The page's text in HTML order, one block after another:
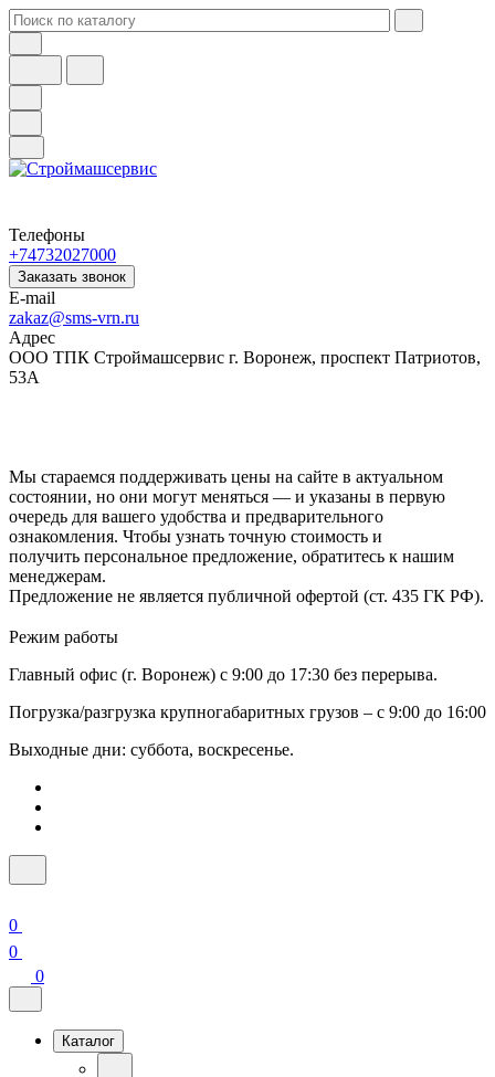
Телефоны
+74732027000
Заказать звонок
E-mail
zakaz@sms-vrn.ru
Адрес
ООО ТПК Строймашсервис г. Воронеж, проспект Патриотов,
53А
Мы стараемся поддерживать цены на сайте в актуальном
состоянии, но они могут меняться — и указаны в первую
очередь для вашего удобства и предварительного
ознакомления. Чтобы узнать точную стоимость и
получить персональное предложение, обратитесь к нашим
менеджерам.
Предложение не является публичной офертой (ст. 435 ГК РФ).
Режим работы
Главный офис (г. Воронеж) с 9:00 до 17:30 без перерыва.
Погрузка/разгрузка крупногабаритных грузов – с 9:00 до 16:00
Выходные дни: суббота, воскресенье.
0
0
0
Каталог